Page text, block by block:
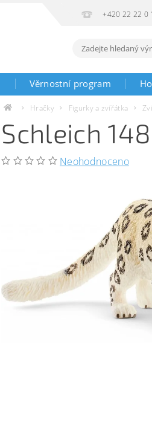
+420 22 22 0
Věrnostní program
Hračky Figurky a zvířátka
Schleich
Neohodnoceno